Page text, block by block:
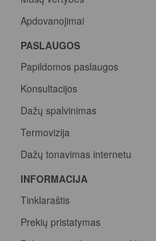
Apdovanojimai
PASLAUGOS
Papildomos paslaugos
Konsultacijos
Dažų spalvinimas
Termovizija
Dažų tonavimas internetu
INFORMACIJA
Tinklaraštis
Prekių pristatymas